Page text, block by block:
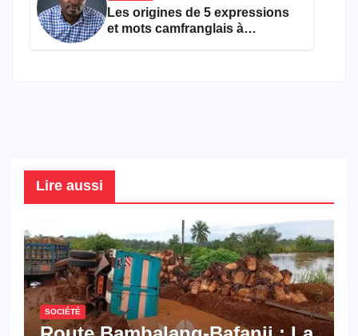
Les origines de 5 expressions
et mots camfranglais à
Lire aussi
SOCIÉTÉ